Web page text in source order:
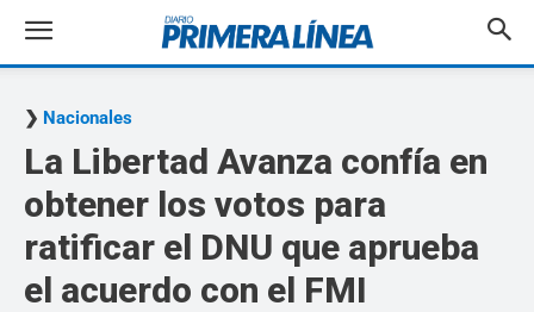
Nacionales
La Libertad Avanza confía en
obtener los votos para
ratificar el DNU que aprueba
el acuerdo con el FMI